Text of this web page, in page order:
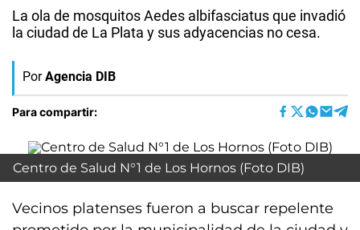
La ola de mosquitos Aedes albifasciatus que invadió
la ciudad de La Plata y sus adyacencias no cesa.
Por Agencia DIB
Para compartir:
Centro de Salud N°1 de Los Hornos (Foto DIB)
Vecinos platenses fueron a buscar repelente